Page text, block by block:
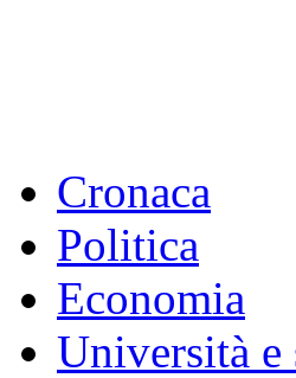
Cronaca
Politica
Economia
Università e